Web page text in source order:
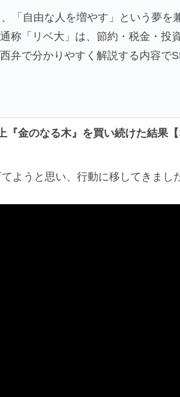
「自由な人を増やす」という夢を
称「リベ大」は、節約・税金・投
弁で分かりやすく解説する内容で
『金のなる木』を買い続けた結果
ようと思い、行動に移してきまし